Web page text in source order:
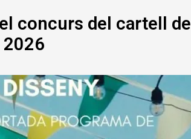
concurs del cartell de
2026